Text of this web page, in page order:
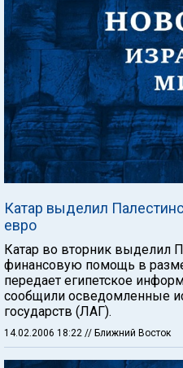
Катар выделил
евро
Катар во вторник выделил
финансовую помощь в
передает египетское
сообщили осведомленные
государств (ЛАГ).
14.02.2006 18:22 // Ближний Восток